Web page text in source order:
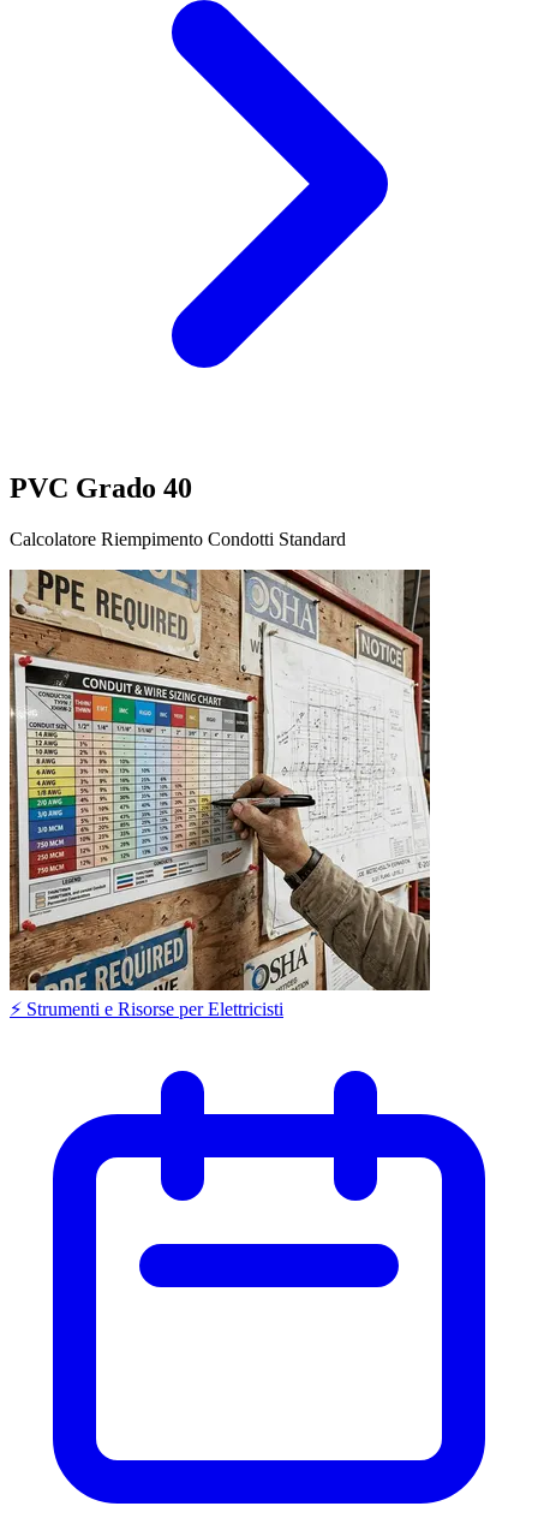
PVC Grado 40
Calcolatore Riempimento Condotti Standard
⚡ Strumenti e Risorse per Elettricisti